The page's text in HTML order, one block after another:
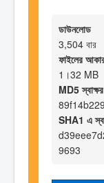
ডাউনলোড
3,504 বার
ফাইলের
1।32 MB
MD5 স্বাক্ষর
SHA1 এ
9693